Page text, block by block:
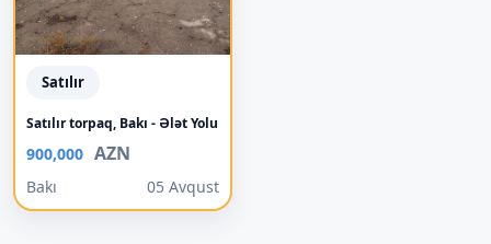
Satılır
Satılır torpaq, Bakı - Ələt Yolu
900,000 AZN
Bakı 05 Avqust